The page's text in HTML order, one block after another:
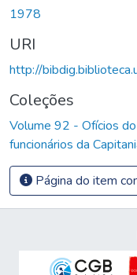
1978
URI
http://
Coleções
Volume 92 - Ofícios
funcionários da
Página do item